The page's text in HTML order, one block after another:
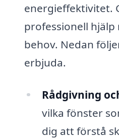
energieffektivitet.
professionell
behov. Nedan
erbjuda.
Rådgivning
vilka fönster
dig att förstå